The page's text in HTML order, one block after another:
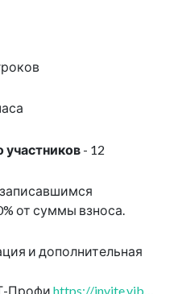
- 12
от суммы взноса.
и дополнительная
Профи https://invite.vib…